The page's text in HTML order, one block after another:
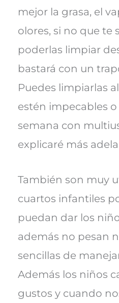
mejor la grasa, el
olores, si no que te
poderlas limpiar
bastará con un
Puedes limpiarlas
estén impecables o
semana con
explicaré más
También son muy
cuartos infantiles
puedan dar los
además no pesan
sencillas de
Además los niños
gustos y cuando